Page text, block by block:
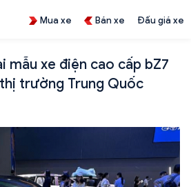
Mua xe Bán xe Đấu giá xe
mẫu xe điện cao cấp bZ7
trường Trung Quốc